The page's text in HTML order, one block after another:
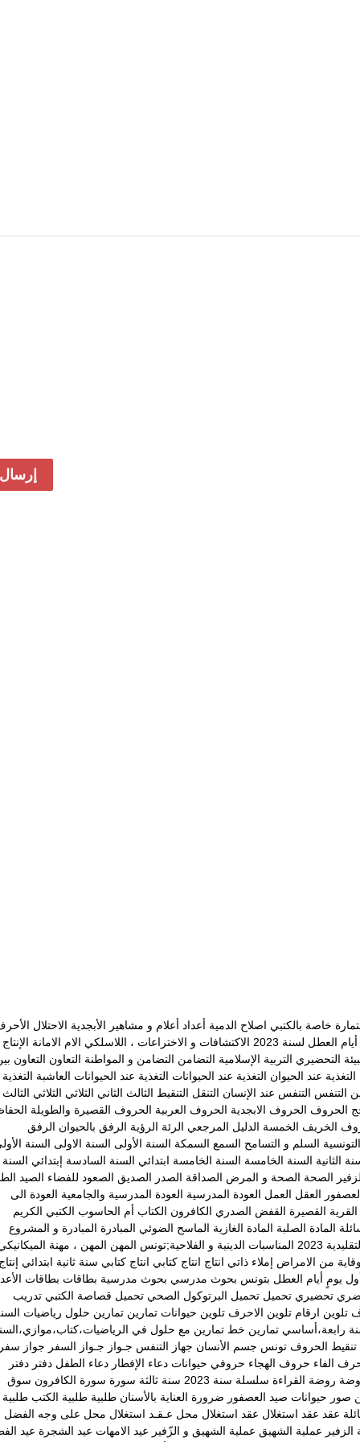
خاصة بالكتبي اصلاح الدمية أعداد أعلام و مشاهير الأبجدية الاحتلال
العطل لسنة 2023
الاكتشافات و الاختراعات ، اللاسلكي الام الامانة الإنتاج
التحضيري التربية الإسلامية التضامن التضامن و المواطنة التعاون التعاون
التغذية عند الحيوان التغذية عند الحيوانات التغذية عند الحيوانات العاشبة
التنفس التنفس عند الإنسان التنقل التنقيط الثالث الثاني الثلاثي الثلاثي الثالث
الحروف الحروف الابجدية الحروف العربية الحروف القصيرة والطويلة
الخريف الخمسة الدليل المرجعي الرئة الرؤية الرفق بالحيوان الرفق
السلم و التسامح السمع السمكة السنة الأولى السنة الاولى السنة
الثانية السنة الخامسة السنة الخامسة ابتدائي السنة السادسة إبتدائي السنة
الصحة الصحة و المرض الصداقة الصدر الصديق الصعود للفضاء الصيد
العقل العمل العودة المدرسية العودة المدرسية والجامعية العودة الى
القرية القصيرة القفض الصدري الكافرون الكتاب أم الحاسوب الكتبي الكريم
المادة الصلبة المادة الغازية الماسح الضوئي المبادرة المبادرة و المشروع
2023
المناسبات الدينية و الفلاحية;تونس المهن المهن ، مهنة
من الامراض إملاء ذاتي انتاج انتاج كتابي انتاج كتابي سنة ثانية ابتدائي إنتاج
يومٍ أيام العطل بتونس بحوث مدرسي بحوث مدرسية بطاقات بطاقات
تحضيري تحميل تحميل البرتوكول الصحي تحميل قصاصة الكتبي تدريب
تلوين ارقام تلوين الاحرف تلوين حيوانات تمارين تمارين حلول رياضيات
رابعة،أساسي تمارين خط تمارين مع حلول في
تنقيط الحروف تونس جسم الأنسان جهاز التنفس جـواز جـواز السفر جواز سفر
الفاء حروف الهجاء حروفي حيوانات دعاء الإفطار دعاء الطفل دفتر دفتر
روضة القراءة سلسلة سنة 2023 سنة ثالثة سورة سورة الكافرون سوق
صور حيوانات صيد العصفور ضرورة العناية بالأسنان طلبية طلبية الكتب طلبية
عقد عقد استغلال عقد استغلال محل عـقـد استغلال محل على وجه الفضل
الزفير عملية الشهيق عملية الشهيق و الزّفير عيد الامهات عيد الشجرة عيد